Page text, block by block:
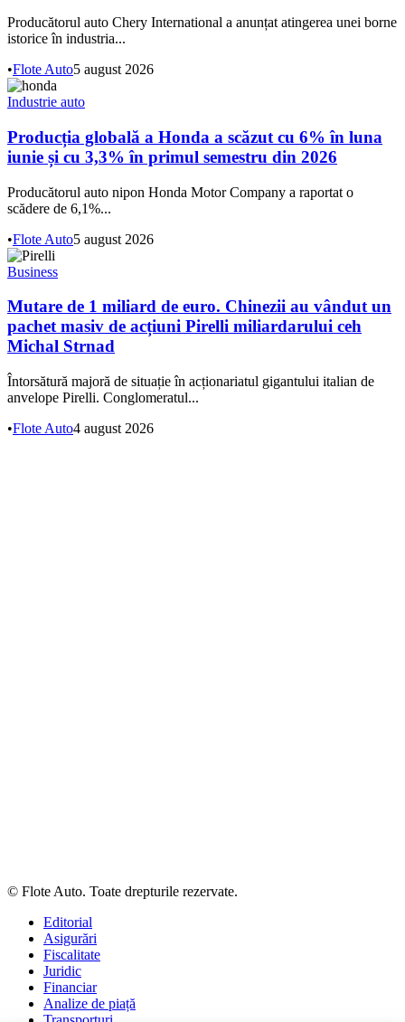
Producătorul auto Chery International a anunțat atingerea unei borne
istorice în industria...
•Flote Auto5 august 2026
Industrie auto
Producția globală a Honda a scăzut cu 6% în luna
iunie și cu 3,3% în primul semestru din 2026
Producătorul auto nipon Honda Motor Company a raportat o
scădere de 6,1%...
•Flote Auto5 august 2026
Business
Mutare de 1 miliard de euro. Chinezii au vândut un
pachet masiv de acțiuni Pirelli miliardarului ceh
Michal Strnad
Întorsătură majoră de situație în acționariatul gigantului italian de
anvelope Pirelli. Conglomeratul...
•Flote Auto4 august 2026
© Flote Auto. Toate drepturile rezervate.
Editorial
Asigurări
Fiscalitate
Juridic
Financiar
Analize de piață